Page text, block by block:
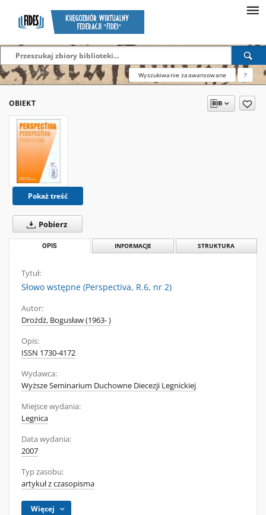
Wyszukiwanie zaawansowane ?
OBIEKT
Pokaż treść
Pobierz
OPIS INFORMACJE STRUKTURA
Tytuł:
Słowo wstępne (Perspectiva, R.6, nr 2)
Autor:
Drożdż, Bogusław (1963- )
Opis:
ISSN 1730-4172
Wydawca:
Wyższe Seminarium Duchowne Diecezji Legnickiej
Miejsce wydania:
Legnica
Data wydania:
2007
Typ zasobu:
artykuł z czasopisma
Więcej